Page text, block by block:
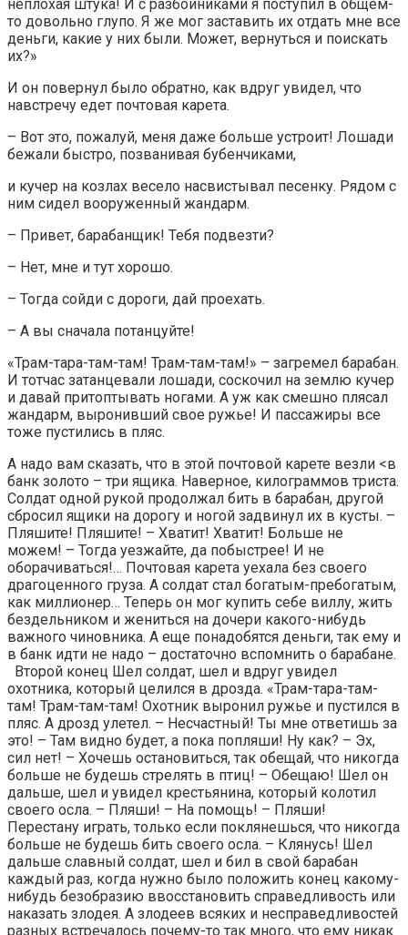
неплохая штука! И с разбойниками я поступил в общем-
то довольно глупо. Я же мог заставить их отдать мне все
деньги, какие у них были. Может, вернуться и поискать
их?»
И он повернул было обратно, как вдруг увидел, что
навстречу едет почтовая карета.
– Вот это, пожалуй, меня даже больше устроит! Лошади
бежали быстро, позванивая бубенчиками,
и кучер на козлах весело насвистывал песенку. Рядом с
ним сидел вооруженный жандарм.
– Привет, барабанщик! Тебя подвезти?
– Нет, мне и тут хорошо.
– Тогда сойди с дороги, дай проехать.
– А вы сначала потанцуйте!
«Трам-тара-там-там! Трам-там-там!» – загремел барабан.
И тотчас затанцевали лошади, соскочил на землю кучер
и давай притоптывать ногами. А уж как смешно плясал
жандарм, выронивший свое ружье! И пассажиры все
тоже пустились в пляс.
А надо вам сказать, что в этой почтовой карете везли <в
банк золото – три ящика. Наверное, килограммов триста.
Солдат одной рукой продолжал бить в барабан, другой
сбросил ящики на дорогу и ногой задвинул их в кусты. –
Пляшите! Пляшите! – Хватит! Хватит! Больше не
можем! – Тогда уезжайте, да побыстрее! И не
оборачиваться!… Почтовая карета уехала без своего
драгоценного груза. А солдат стал богатым-пребогатым,
как миллионер… Теперь он мог купить себе виллу, жить
бездельником и жениться на дочери какого-нибудь
важного чиновника. А еще понадобятся деньги, так ему и
в банк идти не надо – достаточно вспомнить о барабане.
Второй конец Шел солдат, шел и вдруг увидел
охотника, который целился в дрозда. «Трам-тара-там-
там! Трам-там-там! Охотник выронил ружье и пустился в
пляс. А дрозд улетел. – Несчастный! Ты мне ответишь за
это! – Там видно будет, а пока попляши! Ну как? – Эх,
сил нет! – Хочешь остановиться, так обещай, что никогда
больше не будешь стрелять в птиц! – Обещаю! Шел он
дальше, шел и увидел крестьянина, который колотил
своего осла. – Пляши! – На помощь! – Пляши!
Перестану играть, только если поклянешься, что никогда
больше не будешь бить своего осла. – Клянусь! Шел
дальше славный солдат, шел и бил в свой барабан
каждый раз, когда нужно было положить конец какому-
нибудь безобразию ввосстановить справедливость или
наказать злодея. А злодеев всяких и несправедливостей
разных встречалось почему-то так много, что ему никак